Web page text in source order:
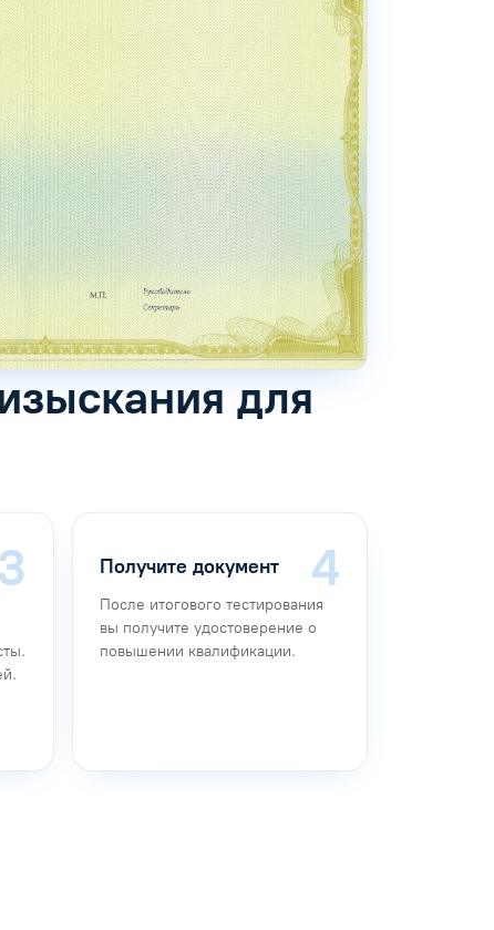
для
Получите документ
После итогового тестирования
вы получите удостоверение о
повышении квалификации.